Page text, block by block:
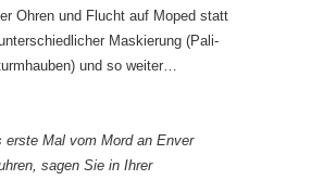
Ohren und Flucht auf Moped statt
Maskierung (Pali-
und so weiter…
erste Mal vom Mord an Enver
sagen Sie in Ihrer